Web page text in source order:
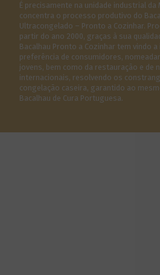
É precisamente na unidade industrial da
concentra o processo produtivo do
Ultracongelado – Pronto a Cozinhar.
partir do ano 2000, graças à sua
Bacalhau Pronto a Cozinhar tem vindo
preferência de consumidores,
jovens, bem como da restauração e de
internacionais, resolvendo os
congelação caseira, garantido ao
Bacalhau de Cura Portuguesa.